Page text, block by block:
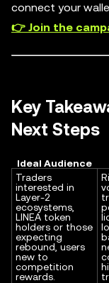
connect your
👉 Join the
Key
Next Steps
Ideal Audience
Traders
interested in
Layer-2
ecosystems,
LINEA token
holders or those
expecting
rebound, users
new to
competition
rewards.